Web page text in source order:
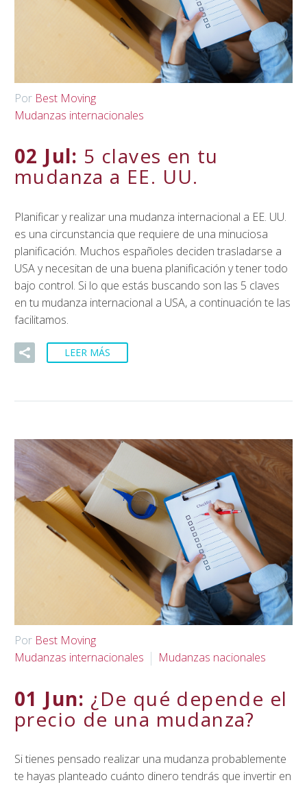
Por Best Moving
Mudanzas internacionales
02 Jul: 5 claves en tu
mudanza a EE. UU.
Planificar y realizar una mudanza internacional a EE. UU.
es una circunstancia que requiere de una minuciosa
planificación. Muchos españoles deciden trasladarse a
USA y necesitan de una buena planificación y tener todo
bajo control. Si lo que estás buscando son las 5 claves
en tu mudanza internacional a USA, a continuación te las
facilitamos.
LEER MÁS
Por Best Moving
Mudanzas internacionales
Mudanzas nacionales
01 Jun: ¿De qué depende el
precio de una mudanza?
Si tienes pensado realizar una mudanza probablemente
te hayas planteado cuánto dinero tendrás que invertir en